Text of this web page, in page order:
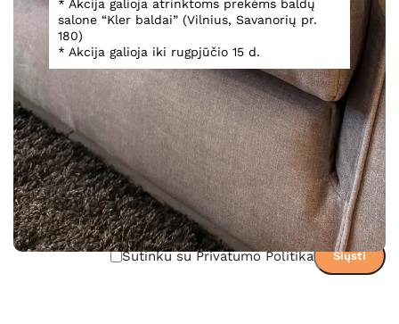
* Akcija galioja atrinktoms prekėms baldų
salone “Kler baldai” (Vilnius, Savanorių pr.
180)
* Akcija galioja iki rugpjūčio 15 d.
Teirautis dėl prekės
Sutinku su Privatumo Politika